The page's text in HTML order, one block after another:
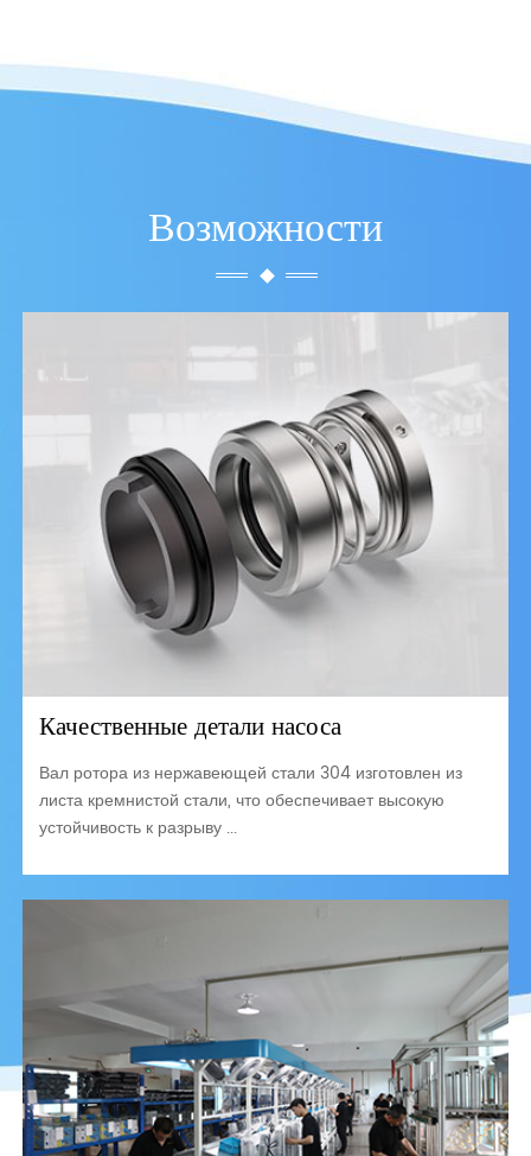
Возможности
Качественные детали насоса
Вал ротора из нержавеющей стали 304 изготовлен из
листа кремнистой стали, что обеспечивает высокую
устойчивость к разрыву ...